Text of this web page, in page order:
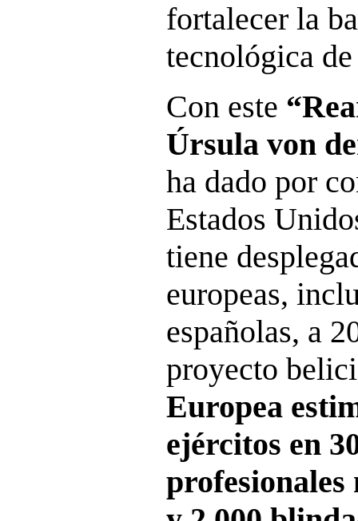
fortalecer la
tecnológica de
Con este
Úrsula von
ha dado por
Estados
tiene
europeas,
españolas, a
proyecto
Europea
ejércitos en
profesionales